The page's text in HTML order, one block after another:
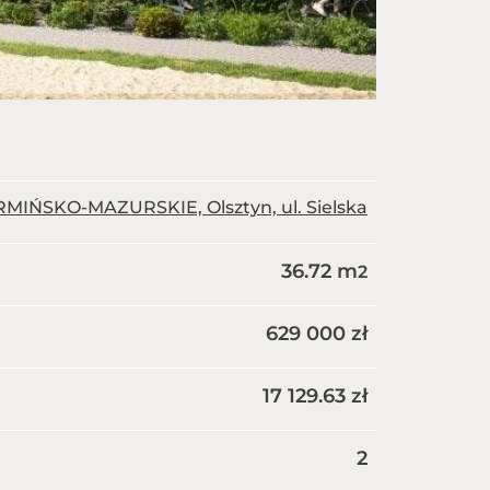
MAZURSKIE, Olsztyn, ul. Sielska
36.72 m2
629 000 zł
17 129.63 zł
2